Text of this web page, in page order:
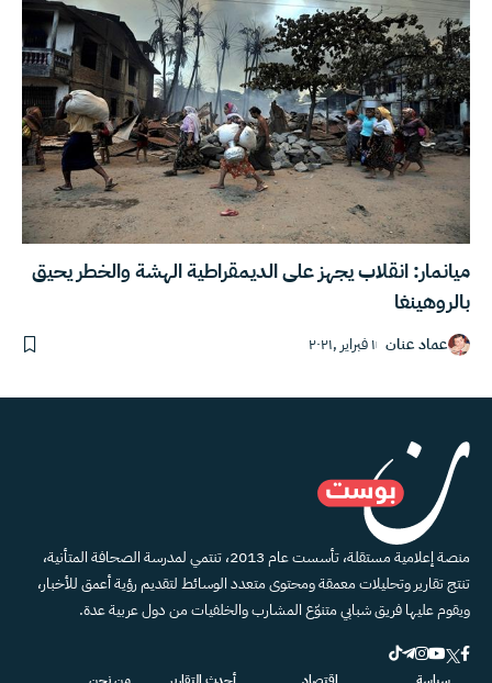
ميانمار: انقلاب يجهز على الديمقراطية الهشة والخطر يحيق
بالروهينغا
عماد عنان ١ فبراير ,٢٠٢١
منصة إعلامية مستقلة، تأسست عام 2013، تنتمي لمدرسة الصحافة المتأنية،
تنتج تقارير وتحليلات معمقة ومحتوى متعدد الوسائط لتقديم رؤية أعمق للأخبار،
ويقوم عليها فريق شبابي متنوّع المشارب والخلفيات من دول عربية عدة.